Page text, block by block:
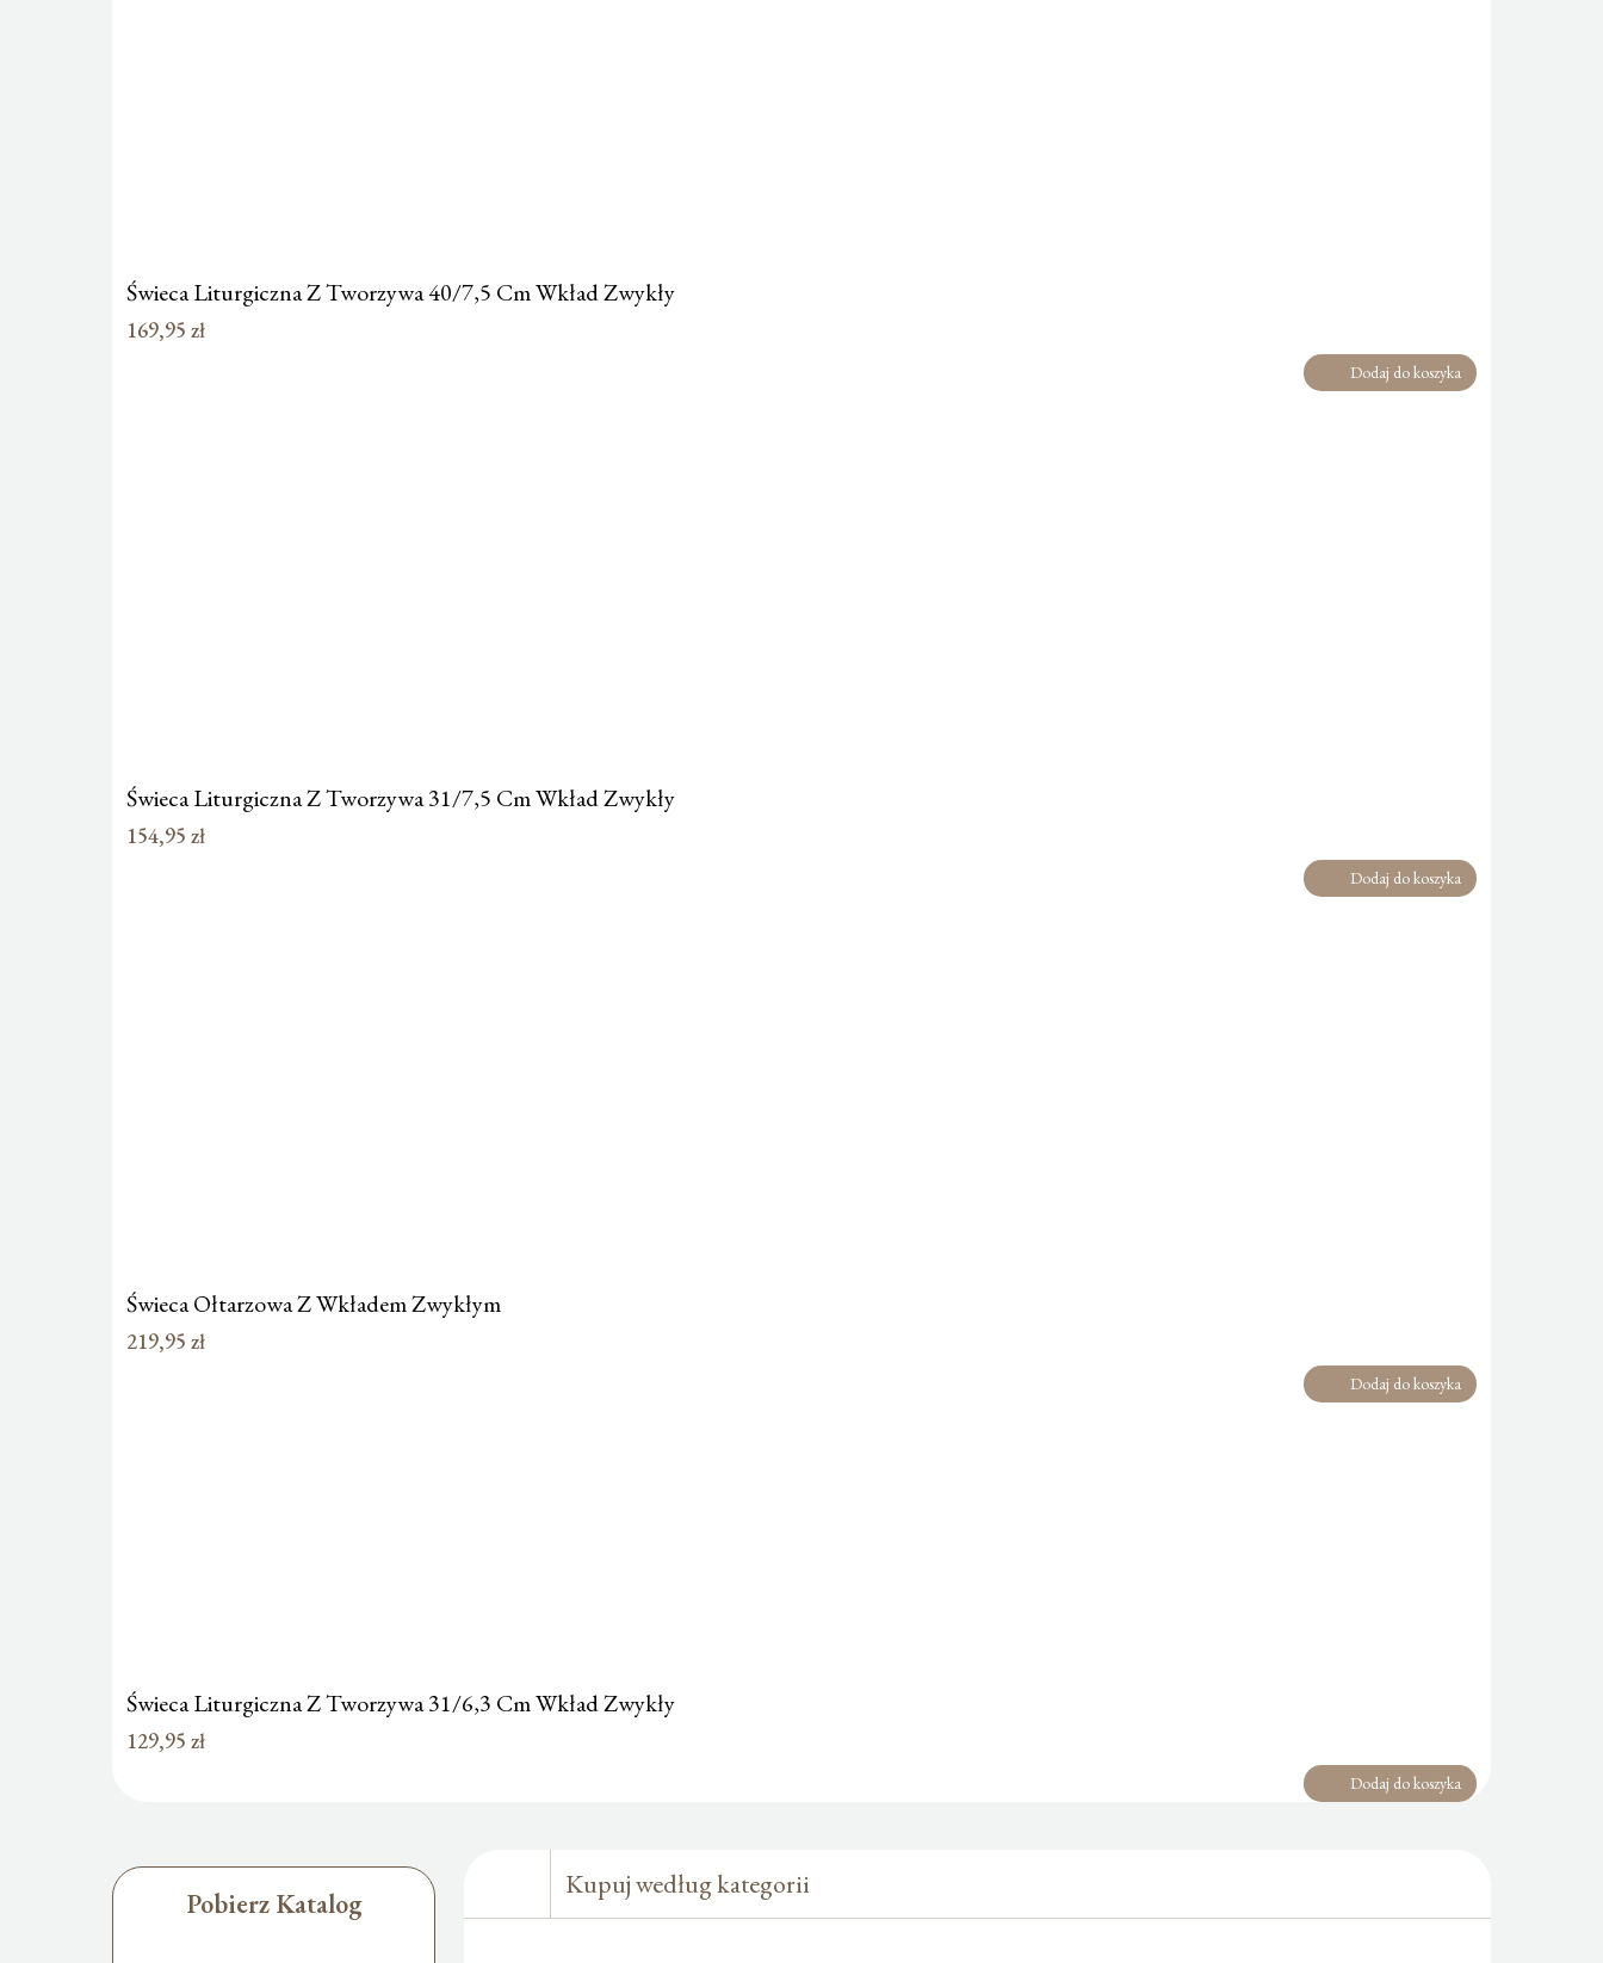
Świeca Liturgiczna Z Tworzywa 40/7,5 Cm Wkład Zwykły
169,95 zł
Dodaj do koszyka
Świeca Liturgiczna Z Tworzywa 31/7,5 Cm Wkład Zwykły
154,95 zł
Dodaj do koszyka
Świeca Ołtarzowa Z Wkładem Zwykłym
219,95 zł
Dodaj do koszyka
Świeca Liturgiczna Z Tworzywa 31/6,3 Cm Wkład Zwykły
129,95 zł
Dodaj do koszyka
Pobierz Katalog
Kupuj według kategorii